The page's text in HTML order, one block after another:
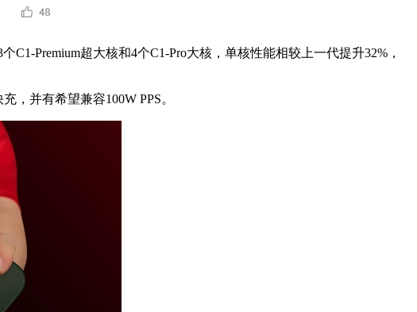
Premium超大核和4个C1-Pro大核，单核性能相较上一代提升32%，
并有希望兼容100W PPS。